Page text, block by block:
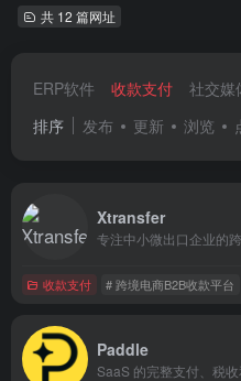
共 12 篇网址
ERP软件 收款支付 社交媒
排序
发布 更新 浏览
Xtransfer
专注中小微出口企业的
收款支付 # 跨境电商B2B收款平台
Paddle
SaaS 的完整支付、税